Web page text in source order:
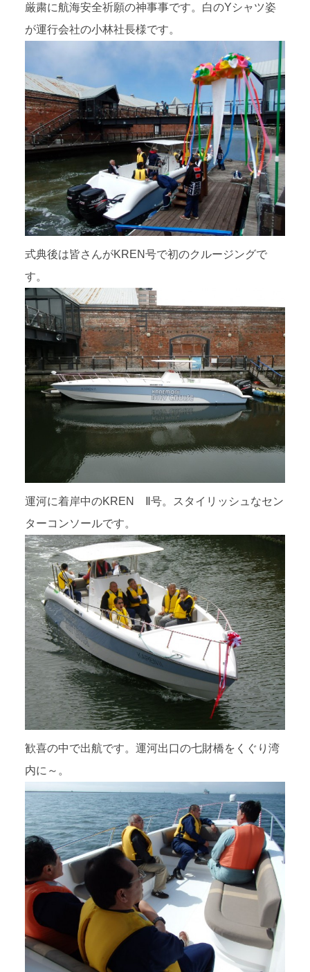
厳粛に航海安全祈願の神事事です。白のYシャツ姿
が運行会社の小林社長様です。
式典後は皆さんがKREN号で初のクルージングで
す。
運河に着岸中のKREN Ⅱ号。スタイリッシュなセン
ターコンソールです。
歓喜の中で出航です。運河出口の七財橋をくぐり湾
内に～。